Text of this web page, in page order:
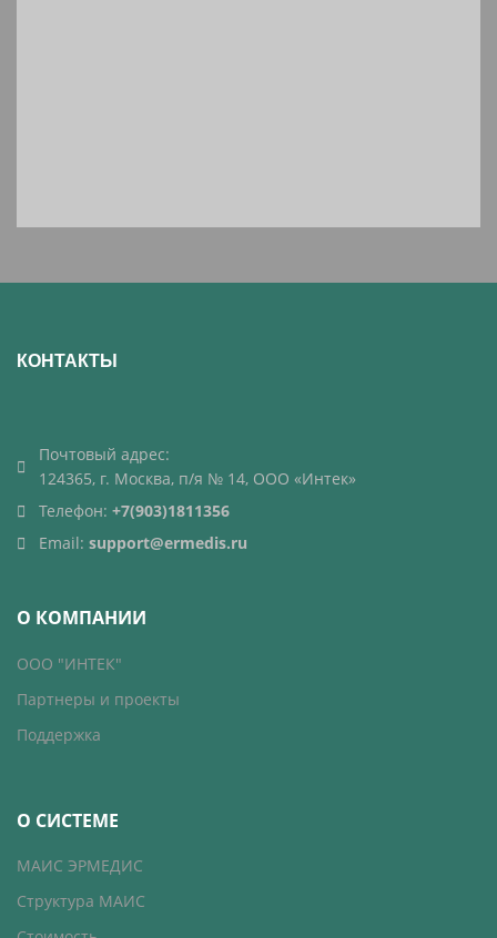
КОНТАКТЫ
Почтовый адрес:
124365, г. Москва, п/я № 14, ООО «Интек»
Телефон: +7(903)1811356
Email: support@ermedis.ru
О КОМПАНИИ
ООО "ИНТЕК"
Партнеры и проекты
Поддержка
О СИСТЕМЕ
МАИС ЭРМЕДИС
Структура МАИС